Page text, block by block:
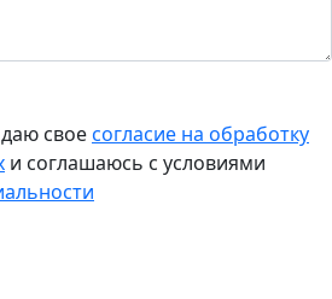
своесогласие на обработку
и соглашаюсь с условиями